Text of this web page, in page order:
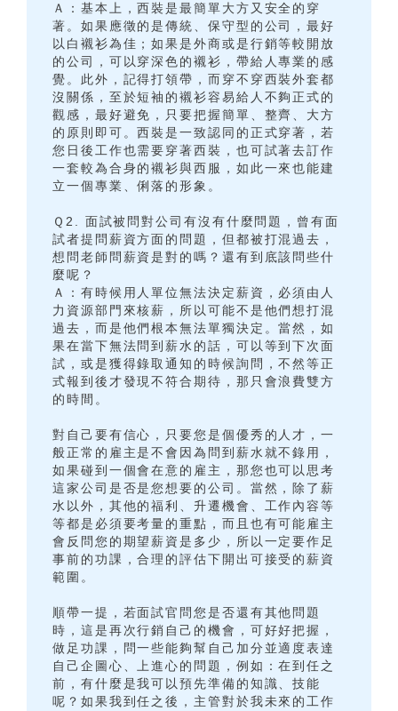
Ａ：基本上，西裝是最簡單大方又安全的穿
著。如果應徵的是傳統、保守型的公司，最好
以白襯衫為佳；如果是外商或是行銷等較開放
的公司，可以穿深色的襯衫，帶給人專業的感
覺。此外，記得打領帶，而穿不穿西裝外套都
沒關係，至於短袖的襯衫容易給人不夠正式的
觀感，最好避免，只要把握簡單、整齊、大方
的原則即可。西裝是一致認同的正式穿著，若
您日後工作也需要穿著西裝，也可試著去訂作
一套較為合身的襯衫與西服，如此一來也能建
立一個專業、俐落的形象。
Ｑ2. 面試被問對公司有沒有什麼問題，曾有面
試者提問薪資方面的問題，但都被打混過去，
想問老師問薪資是對的嗎？還有到底該問些什
麼呢？
Ａ：有時候用人單位無法決定薪資，必須由人
力資源部門來核薪，所以可能不是他們想打混
過去，而是他們根本無法單獨決定。當然，如
果在當下無法問到薪水的話，可以等到下次面
試，或是獲得錄取通知的時候詢問，不然等正
式報到後才發現不符合期待，那只會浪費雙方
的時間。
對自己要有信心，只要您是個優秀的人才，一
般正常的雇主是不會因為問到薪水就不錄用，
如果碰到一個會在意的雇主，那您也可以思考
這家公司是否是您想要的公司。當然，除了薪
水以外，其他的福利、升遷機會、工作內容等
等都是必須要考量的重點，而且也有可能雇主
會反問您的期望薪資是多少，所以一定要作足
事前的功課，合理的評估下開出可接受的薪資
範圍。
順帶一提，若面試官問您是否還有其他問題
時，這是再次行銷自己的機會，可好好把握，
做足功課，問一些能夠幫自己加分並適度表達
自己企圖心、上進心的問題，例如：在到任之
前，有什麼是我可以預先準備的知識、技能
呢？如果我到任之後，主管對於我未來的工作